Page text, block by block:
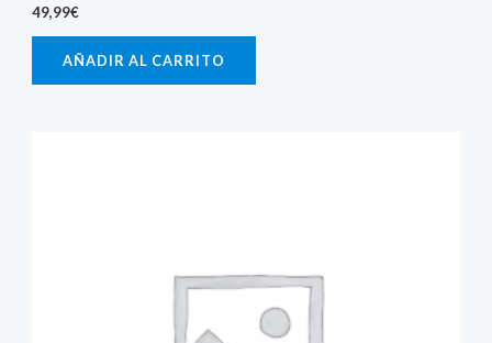
49,99€
AÑADIR AL CARRITO